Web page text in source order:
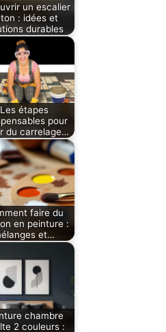
un escalier
: idées et
durables
Les étapes
pour
du carrelage…
faire du
en peinture :
et…
chambre
2 couleurs :